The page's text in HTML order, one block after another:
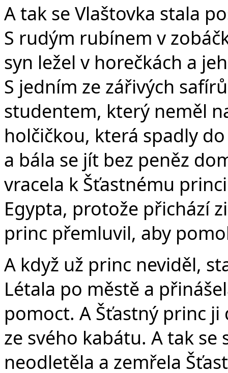
A tak se Vlaštovka stala
S rudým rubínem v
syn ležel v horečkách a
S jedním ze zářivých
studentem, který neměl
holčičkou, která spadly
a bála se jít bez peněz
vracela k Šťastnému
Egypta, protože přichází
princ přemluvil, aby
A když už princ neviděl,
Létala po městě a
pomoct. A Šťastný princ ji
ze svého kabátu. A tak se
neodletěla a zemřela